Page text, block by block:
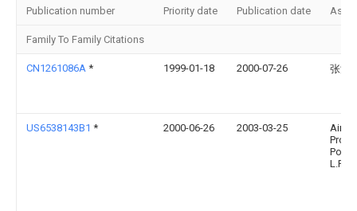
Publication number Priority date Publication date
Family To Family Citations
CN1261086A * 1999-01-18 2000-07-26 张波
US6538143B1 * 2000-06-26 2003-03-25
Air
L.P.